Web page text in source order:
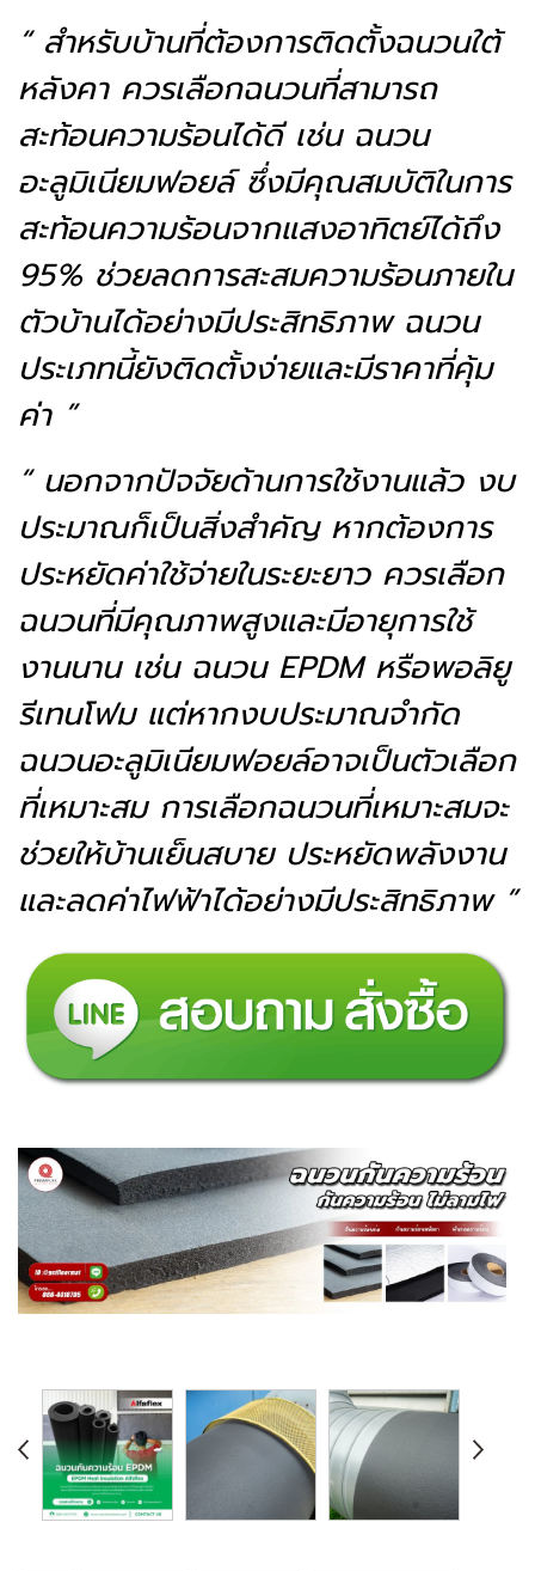
“ สำหรับบ้านที่ต้องการติดตั้งฉนวนใต้
หลังคา ควรเลือกฉนวนที่สามารถ
สะท้อนความร้อนได้ดี เช่น ฉนวน
อะลูมิเนียมฟอยล์ ซึ่งมีคุณสมบัติในการ
สะท้อนความร้อนจากแสงอาทิตย์ได้ถึง
95% ช่วยลดการสะสมความร้อนภายใน
ตัวบ้านได้อย่างมีประสิทธิภาพ ฉนวน
ประเภทนี้ยังติดตั้งง่ายและมีราคาที่คุ้ม
ค่า ”
“ นอกจากปัจจัยด้านการใช้งานแล้ว งบ
ประมาณก็เป็นสิ่งสำคัญ หากต้องการ
ประหยัดค่าใช้จ่ายในระยะยาว ควรเลือก
ฉนวนที่มีคุณภาพสูงและมีอายุการใช้
งานนาน เช่น ฉนวน EPDM หรือพอลิยู
รีเทนโฟม แต่หากงบประมาณจำกัด
ฉนวนอะลูมิเนียมฟอยล์อาจเป็นตัวเลือก
ที่เหมาะสม การเลือกฉนวนที่เหมาะสมจะ
ช่วยให้บ้านเย็นสบาย ประหยัดพลังงาน
และลดค่าไฟฟ้าได้อย่างมีประสิทธิภาพ ”